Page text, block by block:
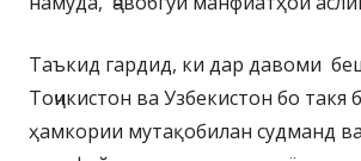
Таъкид гардид, ки дар давоми
Тоҷикистон ва Узбекистон бо
ҳамкории мутақобилан судманд